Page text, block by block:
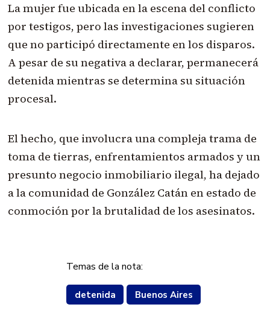
La mujer fue ubicada en la escena del conflicto
por testigos, pero las investigaciones sugieren
que no participó directamente en los disparos.
A pesar de su negativa a declarar, permanecerá
detenida mientras se determina su situación
procesal.
El hecho, que involucra una compleja trama de
toma de tierras, enfrentamientos armados y un
presunto negocio inmobiliario ilegal, ha dejado
a la comunidad de González Catán en estado de
conmoción por la brutalidad de los asesinatos.
Temas de la nota:
detenida Buenos Aires